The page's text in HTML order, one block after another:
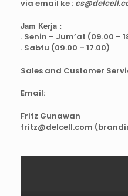
via email ke :
Jam Kerja :
. Senin – Jum’at (09.00 –
. Sabtu (09.00 – 17.00)
Sales and Customer
Email:
Fritz Gunawan
fritz@delcell.com